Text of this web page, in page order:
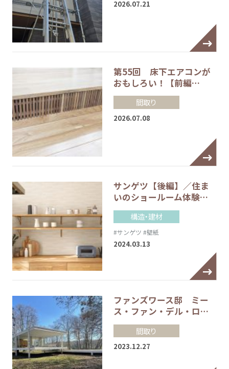
2026.07.21
第55回 床下エアコンが
おもしろい！【前編…
間取り
2026.07.08
サンゲツ【後編】／住ま
いのショールーム体験…
構造・建材
#サンゲツ #壁紙
2024.03.13
ファンズワース邸 ミー
ス・ファン・デル・ロ…
間取り
2023.12.27